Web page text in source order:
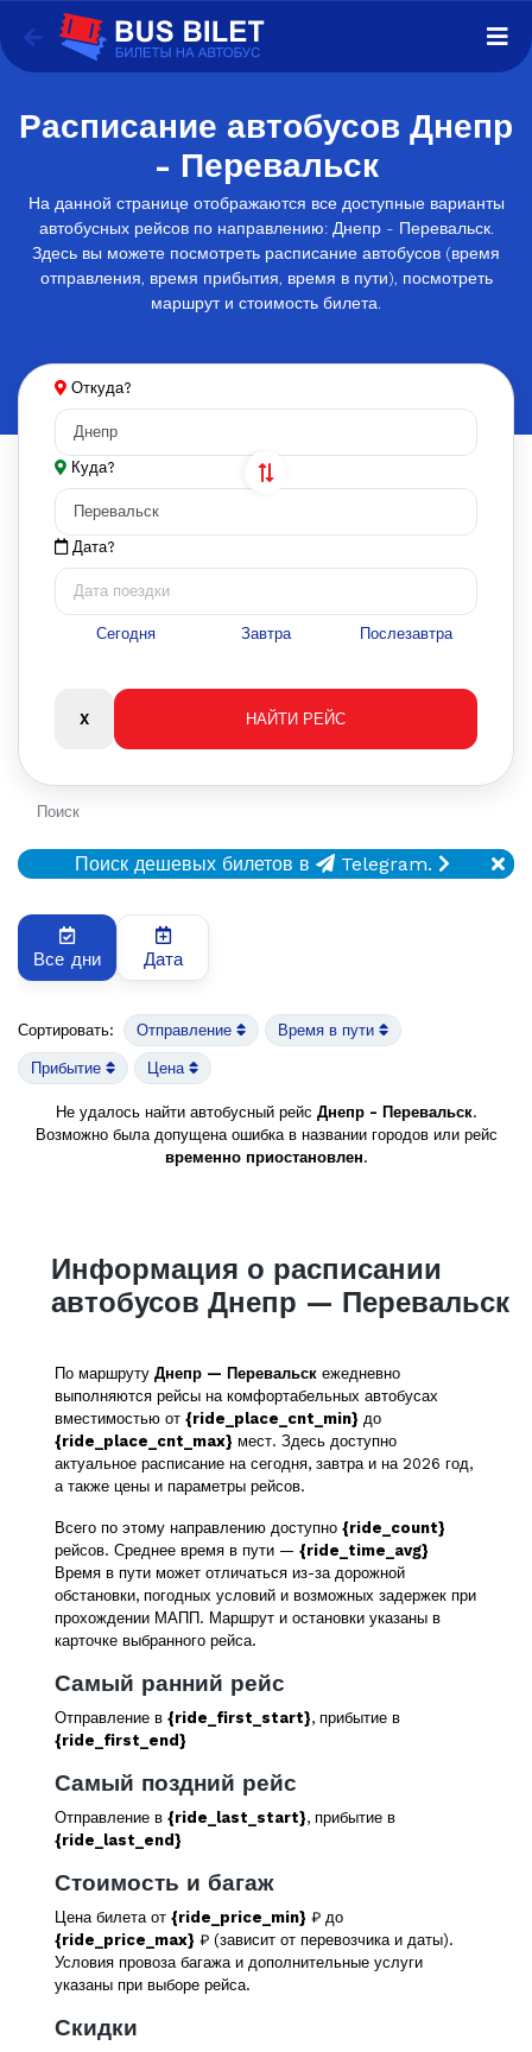
Расписание автобусов Днепр
- Перевальск
На данной странице отображаются все доступные варианты
автобусных рейсов по направлению: Днепр - Перевальск.
Здесь вы можете посмотреть расписание автобусов (время
отправления, время прибытия, время в пути), посмотреть
маршрут и стоимость билета.
Откуда?
Куда?
Дата?
Сегодня Завтра Послезавтра
Поиск
Поиск дешевых билетов в Telegram.
Все дни Дата
Сортировать: Отправление Время в пути
Прибытие Цена
Не удалось найти автобусный рейс Днепр - Перевальск.
Возможно была допущена ошибка в названии городов или рейс
временно приостановлен.
Информация о расписании
автобусов Днепр — Перевальск
По маршруту Днепр — Перевальск ежедневно
выполняются рейсы на комфортабельных автобусах
вместимостью от {ride_place_cnt_min} до
{ride_place_cnt_max} мест. Здесь доступно
актуальное расписание на сегодня, завтра и на 2026 год,
а также цены и параметры рейсов.
Всего по этому направлению доступно {ride_count}
рейсов. Среднее время в пути — {ride_time_avg}
Время в пути может отличаться из-за дорожной
обстановки, погодных условий и возможных задержек при
прохождении МАПП. Маршрут и остановки указаны в
карточке выбранного рейса.
Самый ранний рейс
Отправление в {ride_first_start}, прибытие в
{ride_first_end}
Самый поздний рейс
Отправление в {ride_last_start}, прибытие в
{ride_last_end}
Стоимость и багаж
Цена билета от {ride_price_min} ₽ до
{ride_price_max} ₽ (зависит от перевозчика и даты).
Условия провоза багажа и дополнительные услуги
указаны при выборе рейса.
Скидки